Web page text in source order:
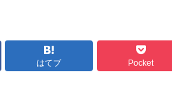
はてブ Pocket